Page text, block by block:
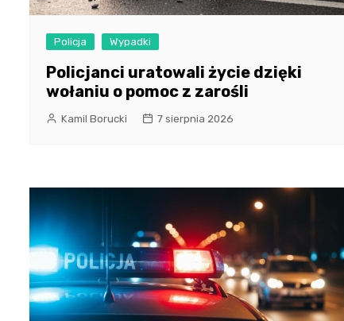
Policja Wypadki
Policjanci uratowali życie dzięki
wołaniu o pomoc z zarośli
Kamil Borucki 7 sierpnia 2026